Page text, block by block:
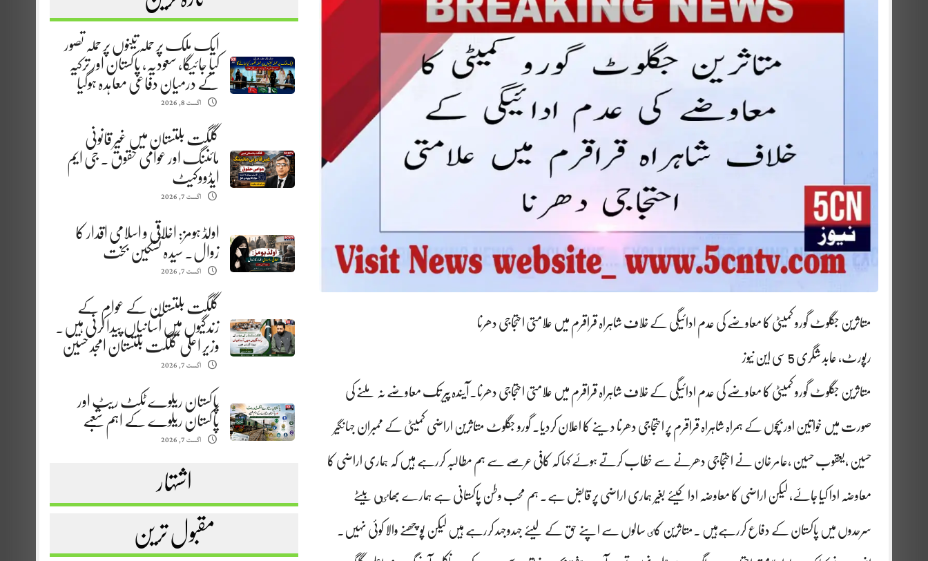
ایک ملک پر حملہ تینوں پر حملہ تصور
کیا جائیگا، سعودیہ، پاکستان اور ترکیہ
کے درمیان دفاعی معاہدہ ہوگیا
اگست 8, 2026
گلگت بلتستان میں غیر قانونی
مائننگ اور عوامی حقوق . جی ایم
ایڈووکیٹ
اگست 7, 2026
اولڈ ہومز: اخلاقی و اسلامی اقدار کا
زوال. سیدہ تسکین بخت
اگست 7, 2026
گلگت بلتستان کے عوام کے
زندگیوں میں آسانیاں پیدا کرنی ہیں.
وزیر اعلیٰ گلگت بلتستان امجد حسین
اگست 7, 2026
پاکستان ریلوے ٹکٹ ریٹ اور
پاکستان ریلوے کے اہم شعبے
اگست 7, 2026
اشتہار
مقبول ترین
متاثرین جگلوٹ گورو کمیٹی کا معاوضے کی عدم ادائیگی کے خلاف شاہراہ قراقرم میں علامتی احتجاجی دھرنا
رپورٹ، عابد شگری 5 سی این نیوز
متاثرین جگلوٹ گورو کمیٹی کا معاوضے کی عدم ادائیگی کے خلاف شاہراہ قراقرم میں علامتی احتجاجی دھرنا۔آیندہ پیر تک معاوضے نہ ملنے کی
صورت میں خواتین اور بچوں کے ہمراہ شاہراہ قراقرم پر احتجاجی دھرنا دینے کا اعلان کردیا۔ گورو جگلوٹ متاثرین اراضی کمیٹی کے ممبران جہانگیر
حسین ،یعقوب حسین ،عامر خان نے احتجاجی دھرنے سے خطاب کرتے ہوۓ کہا کہ کافی عرصے سے ہم مطالبہ کررہے ہیں کہ ہماری اراضی کا
معاوضہ ادا کیا جاۓ، لیکن اراضی کا معاوضہ ادا کیۓ بغیر ہماری اراضی پر قابض ہے۔ ہم محب وطن پاکستانی ہے ہمارے بھاٸی بیٹے
سرحدوں میں پاکستان کے دفاع کررہےہیں ۔متاثرین کٸ سالوں سے اپنے حق کے لیۓ جہدوجہد کررہے ہیں لیکن پوچھنے والا کوئی نہیں۔